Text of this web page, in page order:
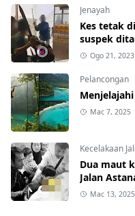
Jenayah
Kes tetak
suspek
Ogo 21, 2023
Pelancongan
Mac 7, 2025
Kecelakaan
Dua maut
Jalan
Mac 13, 2025